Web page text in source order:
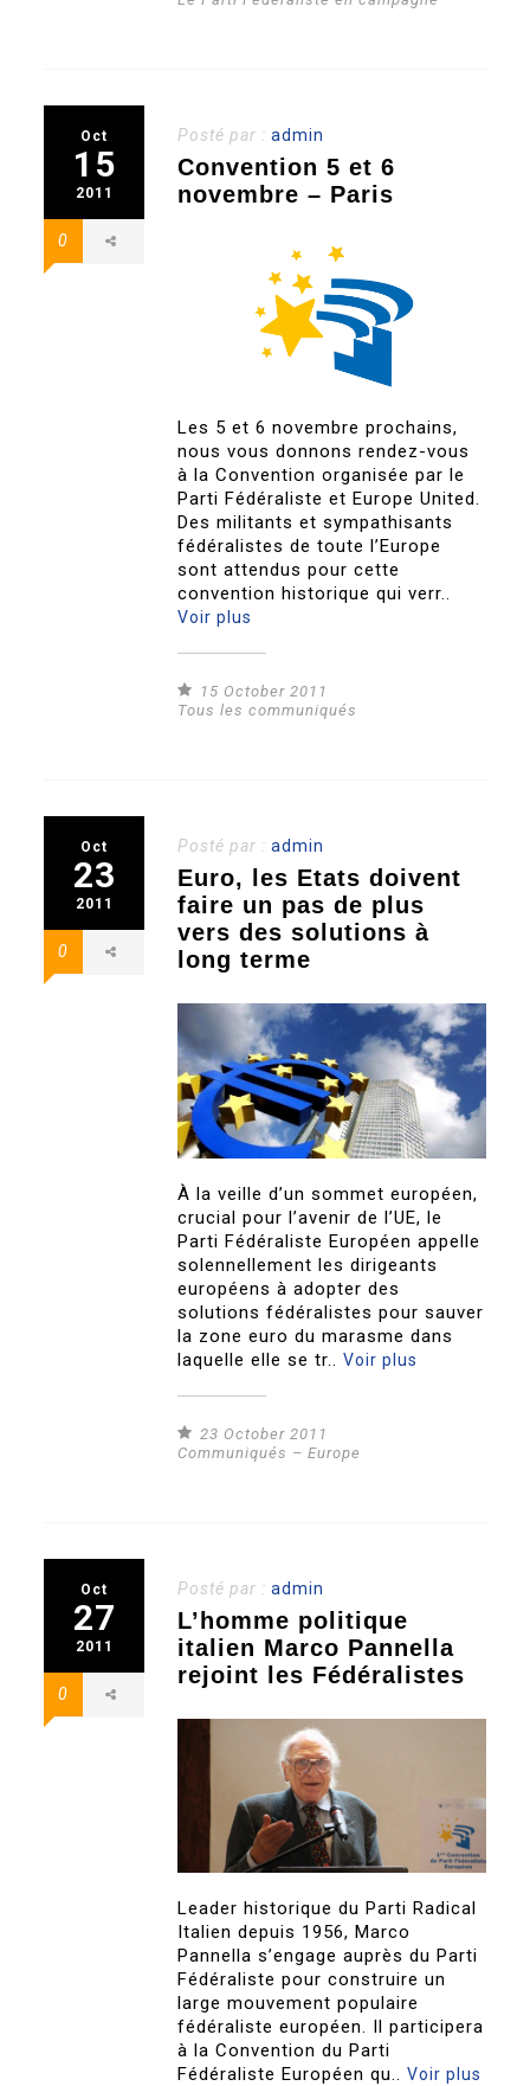
Oct
15
2011
0
Posté par :admin
Convention 5 et 6
novembre – Paris
Les 5 et 6 novembre prochains,
nous vous donnons rendez-vous
à la Convention organisée par le
Parti Fédéraliste et Europe United.
Des militants et sympathisants
fédéralistes de toute l’Europe
sont attendus pour cette
convention historique qui verr..
Voir plus
15 October 2011
Tous les communiqués
Oct
23
2011
0
Posté par :admin
Euro, les Etats doivent
faire un pas de plus
vers des solutions à
long terme
À la veille d’un sommet européen,
crucial pour l’avenir de l’UE, le
Parti Fédéraliste Européen appelle
solennellement les dirigeants
européens à adopter des
solutions fédéralistes pour sauver
la zone euro du marasme dans
laquelle elle se tr..Voir plus
23 October 2011
Communiqués – Europe
Oct
27
2011
0
Posté par :admin
L’homme politique
italien Marco Pannella
rejoint les Fédéralistes
Leader historique du Parti Radical
Italien depuis 1956, Marco
Pannella s’engage auprès du Parti
Fédéraliste pour construire un
large mouvement populaire
fédéraliste européen. Il participera
à la Convention du Parti
Fédéraliste Européen qu..Voir plus